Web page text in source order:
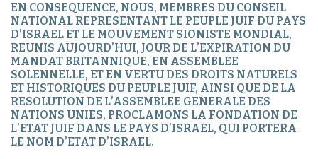
EN CONSEQUENCE, NOUS, MEMBRES DU CONSEIL
NATIONAL REPRESENTANT LE PEUPLE JUIF DU PAYS
D’ISRAEL ET LE MOUVEMENT SIONISTE MONDIAL,
REUNIS AUJOURD’HUI, JOUR DE L’EXPIRATION DU
MANDAT BRITANNIQUE, EN ASSEMBLEE
SOLENNELLE, ET EN VERTU DES DROITS NATURELS
ET HISTORIQUES DU PEUPLE JUIF, AINSI QUE DE LA
RESOLUTION DE L’ASSEMBLEE GENERALE DES
NATIONS UNIES, PROCLAMONS LA FONDATION DE
L’ETAT JUIF DANS LE PAYS D’ISRAEL, QUI PORTERA
LE NOM D’ETAT D’ISRAEL.